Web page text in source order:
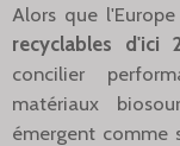
Alors que
recyclables d'ici
concilier
matériaux
émergent comme